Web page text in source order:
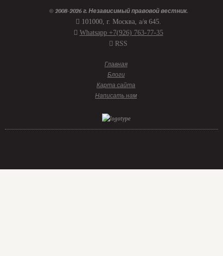
© 2008-2026 г. Независимый правовой вестник.
101000, г. Москва, а/я 645.
Whatsapp +7(926) 763-77-35
RSS
Главная
Блоги
Карта сайта
Написать нам